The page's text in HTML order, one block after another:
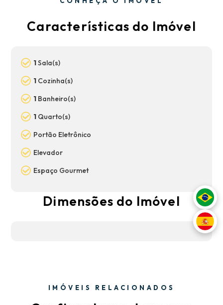
Características do Imóvel
1Sala(s)
1 Cozinha(s)
1 Banheiro(s)
1 Quarto(s)
Portão Eletrônico
Elevador
Espaço Gourmet
Dimensões do Imóvel
IMÓVEIS RELACIONADOS